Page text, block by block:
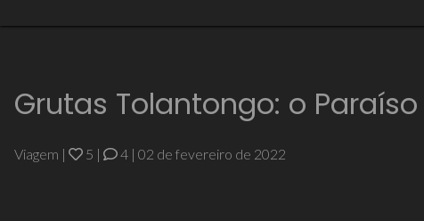
Grutas Tolantongo: o
Viagem | 5 | 4 | 02 de fevereiro de 2022